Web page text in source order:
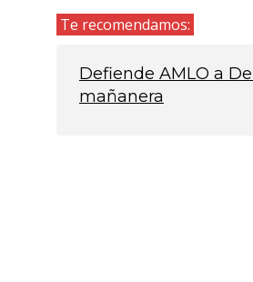
Te recomendamos:
Defiende AMLO a
mañanera